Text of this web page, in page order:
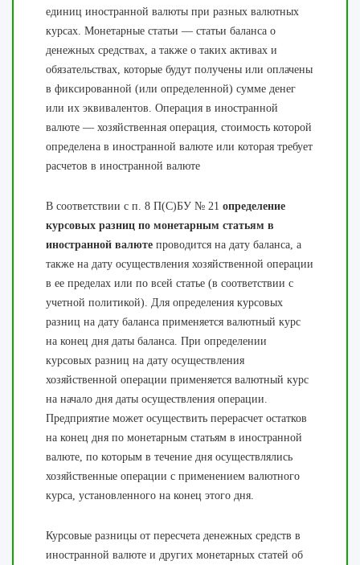
единиц иностранной валюты при разных валютных
курсах. Монетарные статьи — статьи баланса о
денежных средствах, а также о таких активах и
обязательствах, которые будут получены или оплачены
в фиксированной (или определенной) сумме денег
или их эквивалентов. Операция в иностранной
валюте — хозяйственная операция, стоимость которой
определена в иностранной валюте или которая требует
расчетов в иностранной валюте
В соответствии с п. 8 П(С)БУ № 21 определение
курсовых разниц по монетарным статьям в
иностранной валюте проводится на дату баланса, а
также на дату осуществления хозяйственной операции
в ее пределах или по всей статье (в соответствии с
учетной политикой). Для определения курсовых
разниц на дату баланса применяется валютный курс
на конец дня даты баланса. При определении
курсовых разниц на дату осуществления
хозяйственной операции применяется валютный курс
на начало дня даты осуществления операции.
Предприятие может осуществить перерасчет остатков
на конец дня по монетарным статьям в иностранной
валюте, по которым в течение дня осуществлялись
хозяйственные операции с применением валютного
курса, установленного на конец этого дня.
Курсовые разницы от пересчета денежных средств в
иностранной валюте и других монетарных статей об